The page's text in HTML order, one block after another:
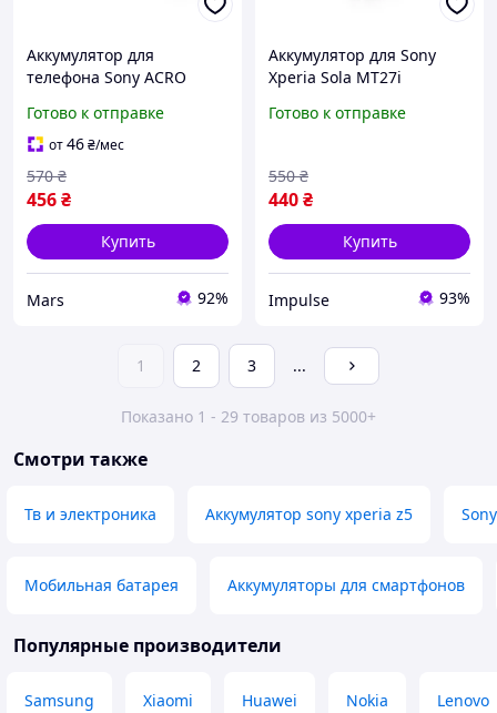
Аккумулятор для
телефона Sony ACRO
запасная аккумуляторная
батарея Li-ion 1840 мАч
AAAA
Готово к отправке
от46₴/мес
456₴
570 ₴
Купить
Mars 92%
Аккумулятор для Sony
Xperia Sola MT27i
аккумуляторная батарея
impulse
Готово к отправке
440₴
550 ₴
Купить
Impulse 93%
1 2 3 ...
Показано 1 - 29 товаров из 5000+
Смотри также
Тв и электроника Аккумулятор sony xperia z5
Мобильная батарея Аккумуляторы для смартфонов
Популярные производители
Samsung Xiaomi Huawei Nokia Lenovo